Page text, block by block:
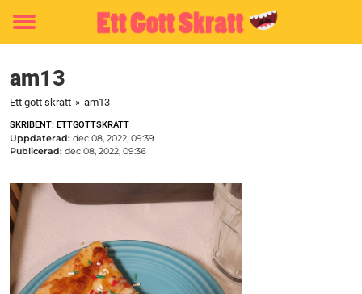
Toggle
am13
Ett gott skratt » am13
SKRIBENT: ETTGOTTSKRATT
Uppdaterad: dec 08, 2022, 09:39
Publicerad: dec 08, 2022, 09:36